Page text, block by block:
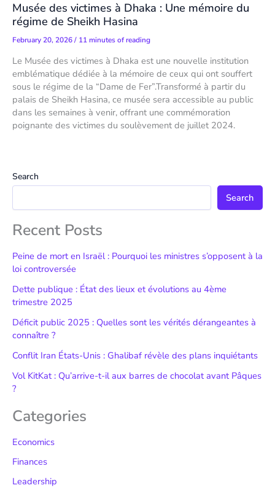
Musée des victimes à Dhaka : Une mémoire du
régime de Sheikh Hasina
February 20, 2026/ 11 minutes of reading
Le Musée des victimes à Dhaka est une nouvelle institution
emblématique dédiée à la mémoire de ceux qui ont souffert
sous le régime de la “Dame de Fer”.Transformé à partir du
palais de Sheikh Hasina, ce musée sera accessible au public
dans les semaines à venir, offrant une commémoration
poignante des victimes du soulèvement de juillet 2024.
Search
Search
Recent Posts
Peine de mort en Israël : Pourquoi les ministres s’opposent à la
loi controversée
Dette publique : État des lieux et évolutions au 4ème
trimestre 2025
Déficit public 2025 : Quelles sont les vérités dérangeantes à
connaître ?
Conflit Iran États-Unis : Ghalibaf révèle des plans inquiétants
Vol KitKat : Qu’arrive-t-il aux barres de chocolat avant Pâques
?
Categories
Economics
Finances
Leadership